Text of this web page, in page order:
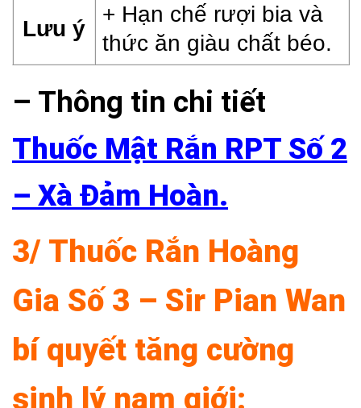
Lưu ý
+ Hạn chế rượi bia và
thức ăn giàu chất béo.
– Thông tin chi tiết
Thuốc Mật Rắn RPT Số 2
– Xà Đảm Hoàn.
3/ Thuốc Rắn Hoàng
Gia Số 3 – Sir Pian Wan
bí quyết tăng cường
sinh lý nam giới: